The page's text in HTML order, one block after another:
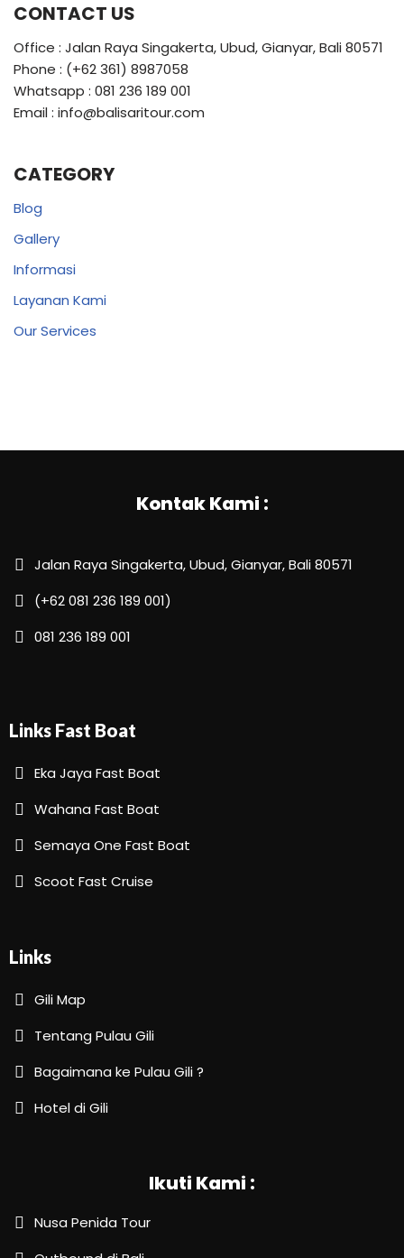
CONTACT US
Office : Jalan Raya Singakerta, Ubud, Gianyar, Bali 80571
Phone : (+62 361) 8987058
Whatsapp : 081 236 189 001
Email : info@balisaritour.com
CATEGORY
Blog
Gallery
Informasi
Layanan Kami
Our Services
Kontak Kami :
Jalan Raya Singakerta, Ubud, Gianyar, Bali 80571
(+62 081 236 189 001)
081 236 189 001
Links Fast Boat
Eka Jaya Fast Boat
Wahana Fast Boat
Semaya One Fast Boat
Scoot Fast Cruise
Links
Gili Map
Tentang Pulau Gili
Bagaimana ke Pulau Gili ?
Hotel di Gili
Ikuti Kami :
Nusa Penida Tour